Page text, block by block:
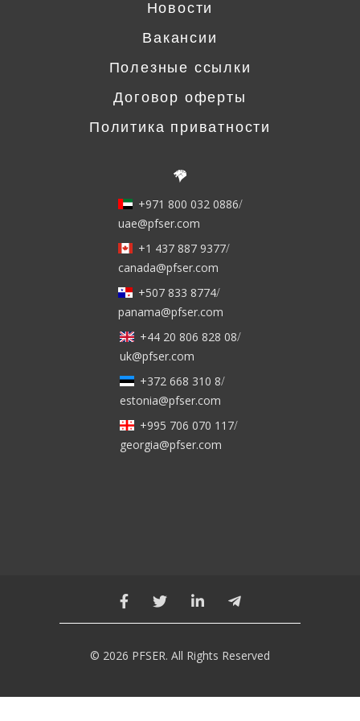
Новости
Вакансии
Полезные ссылки
Договор оферты
Политика приватности
+971 800 032 0886/
uae@pfser.com
+1 437 887 9377/
canada@pfser.com
+507 833 8774/
panama@pfser.com
+44 20 806 828 08/
uk@pfser.com
+372 668 310 8/
estonia@pfser.com
+995 706 070 117/
georgia@pfser.com
© 2026 PFSER. All Rights Reserved